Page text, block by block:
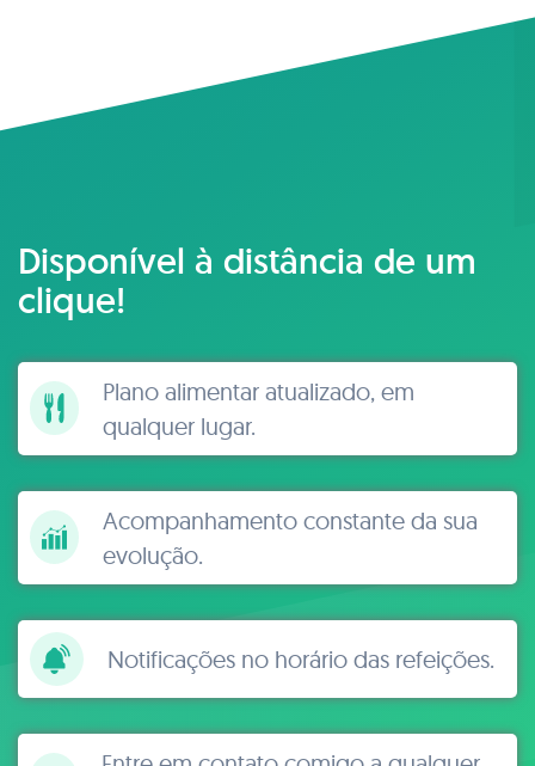
Disponível à distância de um
clique!
Plano alimentar atualizado, em
qualquer lugar.
Acompanhamento constante da sua
evolução.
Notificações no horário das refeições.